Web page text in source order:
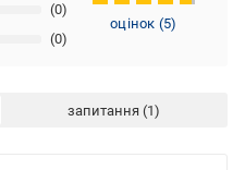
(0)
(0)
оцінок (5)
запитання